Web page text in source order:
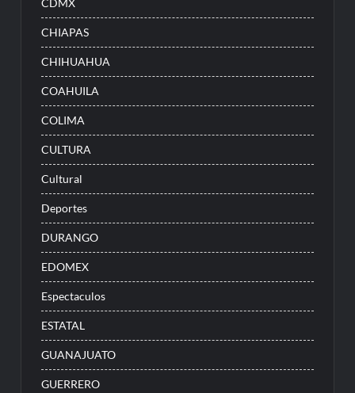
CHIAPAS
CHIHUAHUA
COAHUILA
COLIMA
CULTURA
Cultural
Deportes
DURANGO
EDOMEX
Espectaculos
ESTATAL
GUANAJUATO
GUERRERO